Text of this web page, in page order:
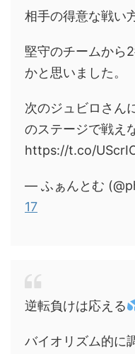
相手の得意な戦い
堅守のチームから
かと思いました。
次のジュビロさん
のステージで戦え
https://t.co/
— ふぁんとむ
17
逆転負けは応える
バイオリズム的に